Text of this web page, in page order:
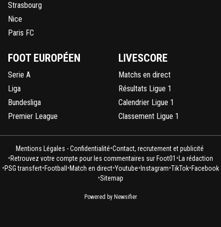
Strasbourg
Nice
Paris FC
FOOT EUROPÉEN
Serie A
Liga
Bundesliga
Premier League
LIVESCORE
Matchs en direct
Résultats Ligue 1
Calendrier Ligue 1
Classement Ligue 1
Mentions Légales - Confidentialité•Contact, recrutement et publicité
•Retrouvez votre compte pour les commentaires sur Foot01 • La rédaction
•PSG transfert•Football •Match en direct•Youtube• Instagram•TikTok•Facebook
•Sitemap
Powered by Newsifier